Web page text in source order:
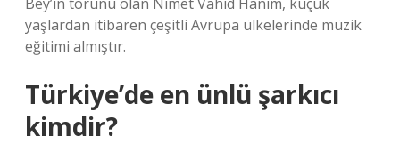
yaşlardan itibaren çeşitli Avrupa ülkelerinde müzik
eğitimi almıştır.
Türkiye’de en ünlü şarkıcı
kimdir?